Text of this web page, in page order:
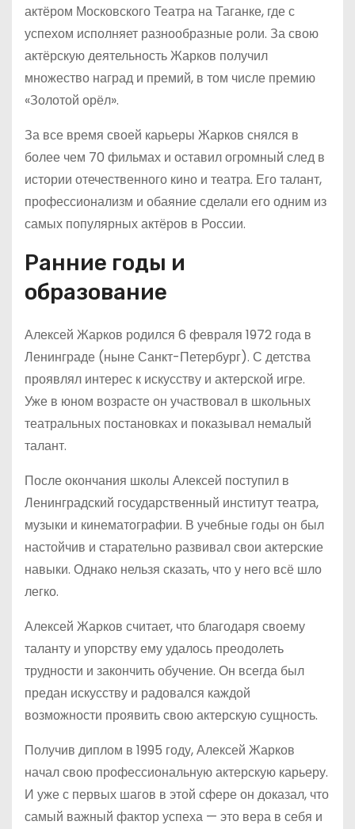
актёром Московского Театра на Таганке, где с
успехом исполняет разнообразные роли. За свою
актёрскую деятельность Жарков получил
множество наград и премий, в том числе премию
«Золотой орёл».
За все время своей карьеры Жарков снялся в
более чем 70 фильмах и оставил огромный след в
истории отечественного кино и театра. Его талант,
профессионализм и обаяние сделали его одним из
самых популярных актёров в России.
Ранние годы и
образование
Алексей Жарков родился 6 февраля 1972 года в
Ленинграде (ныне Санкт-Петербург). С детства
проявлял интерес к искусству и актерской игре.
Уже в юном возрасте он участвовал в школьных
театральных постановках и показывал немалый
талант.
После окончания школы Алексей поступил в
Ленинградский государственный институт театра,
музыки и кинематографии. В учебные годы он был
настойчив и старательно развивал свои актерские
навыки. Однако нельзя сказать, что у него всё шло
легко.
Алексей Жарков считает, что благодаря своему
таланту и упорству ему удалось преодолеть
трудности и закончить обучение. Он всегда был
предан искусству и радовался каждой
возможности проявить свою актерскую сущность.
Получив диплом в 1995 году, Алексей Жарков
начал свою профессиональную актерскую карьеру.
И уже с первых шагов в этой сфере он доказал, что
самый важный фактор успеха — это вера в себя и